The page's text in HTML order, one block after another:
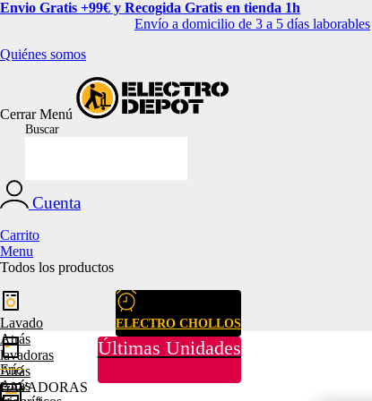
Envio Gratis +99€ y Recogida Gratis en tienda 1h
Envío a domicilio de 3 a 5 días laborables
Quiénes somos
CerrarMenú
Buscar
Cuenta
Carrito
Menu
Todos los productos
ELECTRO CHOLLOS
Últimas Unidades
Lavado
Atrás
lavadoras
Atrás
LAVADORAS
Frío
Atrás